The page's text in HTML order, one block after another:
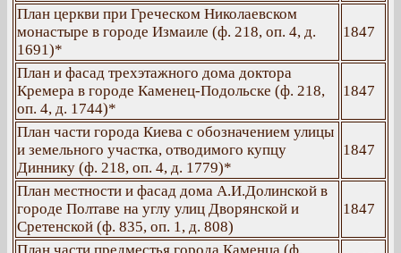
План церкви при Греческом Николаевском
монастыре в городе Измаиле (ф. 218, оп. 4, д.
1691)*
1847
План и фасад трехэтажного дома доктора
Кремера в городе Каменец-Подольске (ф. 218,
оп. 4, д. 1744)*
1847
План части города Киева с обозначением улицы
и земельного участка, отводимого купцу
Диннику (ф. 218, оп. 4, д. 1779)*
1847
План местности и фасад дома А.И.Долинской в
городе Полтаве на углу улиц Дворянской и
Сретенской (ф. 835, оп. 1, д. 808)
1847